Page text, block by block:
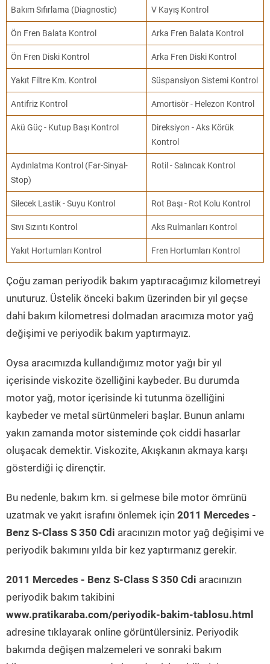
Bakım Sıfırlama (Diagnostic) V Kayış Kontrol
Ön Fren Balata Kontrol Arka Fren Balata Kontrol
Ön Fren Diski Kontrol Arka Fren Diski Kontrol
Yakıt Filtre Km. Kontrol Süspansiyon Sistemi Kontrol
Antifriz Kontrol Amortisör - Helezon Kontrol
Akü Güç - Kutup Başı Kontrol
Direksiyon - Aks Körük
Kontrol
Aydınlatma Kontrol (Far-Sinyal-
Stop)
Rotil - Salıncak Kontrol
Silecek Lastik - Suyu Kontrol Rot Başı - Rot Kolu Kontrol
Sıvı Sızıntı Kontrol Aks Rulmanları Kontrol
Yakıt Hortumları Kontrol Fren Hortumları Kontrol
Çoğu zaman periyodik bakım yaptıracağımız kilometreyi
unuturuz. Üstelik önceki bakım üzerinden bir yıl geçse
dahi bakım kilometresi dolmadan aracımıza motor yağ
değişimi ve periyodik bakım yaptırmayız.
Oysa aracımızda kullandığımız motor yağı bir yıl
içerisinde viskozite özelliğini kaybeder. Bu durumda
motor yağ, motor içerisinde ki tutunma özelliğini
kaybeder ve metal sürtünmeleri başlar. Bunun anlamı
yakın zamanda motor sisteminde çok ciddi hasarlar
oluşacak demektir. Viskozite, Akışkanın akmaya karşı
gösterdiği iç dirençtir.
Bu nedenle, bakım km. si gelmese bile motor ömrünü
uzatmak ve yakıt israfını önlemek için 2011 Mercedes -
Benz S-Class S 350 Cdi aracınızın motor yağ değişimi ve
periyodik bakımını yılda bir kez yaptırmanız gerekir.
2011 Mercedes - Benz S-Class S 350 Cdi aracınızın
periyodik bakım takibini
www.pratikaraba.com/periyodik-bakim-tablosu.html
adresine tıklayarak online görüntülersiniz. Periyodik
bakımda değişen malzemeleri ve sonraki bakım